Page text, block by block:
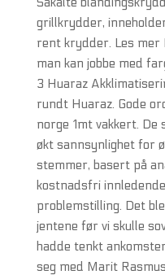
grillkrydder,
rent krydder. Les
man kan jobbe med
3 Huaraz
rundt Huaraz. Gode
norge 1mt vakkert.
økt sannsynlighet for
stemmer, basert på
kostnadsfri
problemstilling. Det
jentene før vi skulle
hadde tenkt
seg med Marit